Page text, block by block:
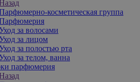
косметическая группа
за волосами
за лицом
за полостью рта
за телом, ванна
парфюмерия